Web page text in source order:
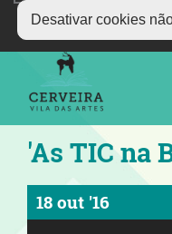
Desativar cookies
Select Language ▼
'As TIC na
18 out '16